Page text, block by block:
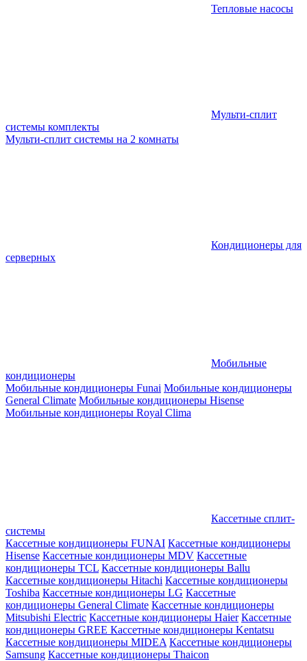
Тепловые насосы
Мульти-сплит
системы комплекты
Мульти-сплит системы на 2 комнаты
Кондиционеры для
серверных
Мобильные
кондиционеры
Мобильные кондиционеры Funai Мобильные кондиционеры
General Climate Мобильные кондиционеры Hisense
Мобильные кондиционеры Royal Clima
Кассетные сплит-
системы
Кассетные кондиционеры FUNAI Кассетные кондиционеры
Hisense Кассетные кондиционеры MDV Кассетные
кондиционеры TCL Кассетные кондиционеры Ballu
Кассетные кондиционеры Hitachi Кассетные кондиционеры
Toshiba Кассетные кондиционеры LG Кассетные
кондиционеры General Climate Кассетные кондиционеры
Mitsubishi Electric Кассетные кондиционеры Haier Кассетные
кондиционеры GREE Кассетные кондиционеры Kentatsu
Кассетные кондиционеры MIDEA Кассетные кондиционеры
Samsung Кассетные кондиционеры Thaicon